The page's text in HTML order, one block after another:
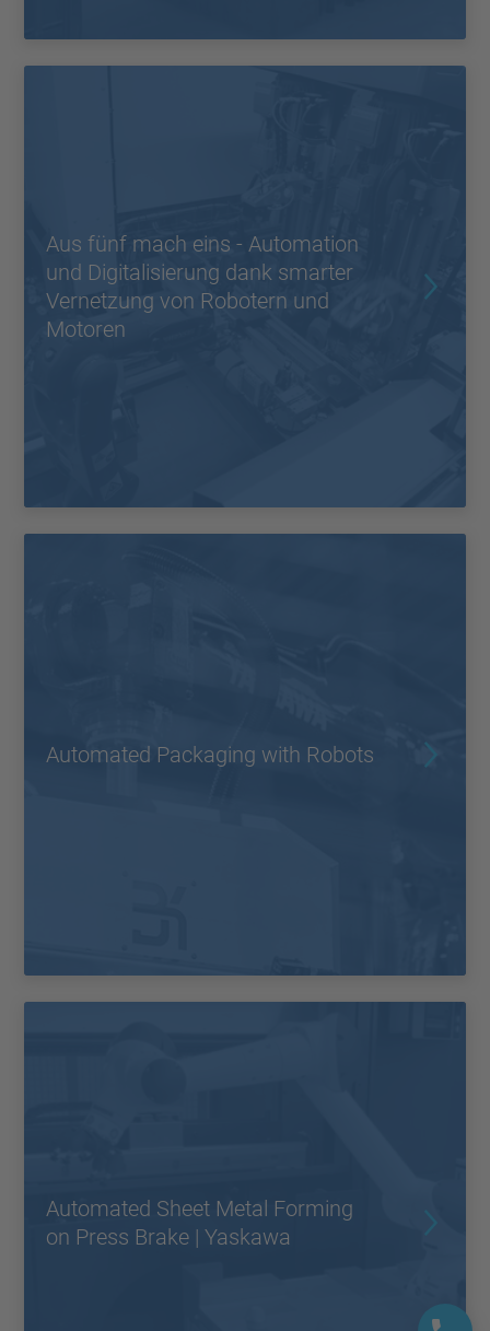
Aus fünf mach eins - Automation
und Digitalisierung dank smarter
Vernetzung von Robotern und
Motoren
Automated Packaging with Robots
Automated Sheet Metal Forming
on Press Brake | Yaskawa